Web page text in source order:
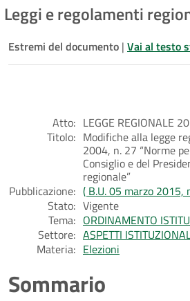
Leggi e regolamenti
Estremi del documento | Vai al testo
Atto: LEGGE REGIONALE
Titolo: Modifiche alla legge
2004, n. 27 “Norme
Consiglio e del
regionale”
Pubblicazione: ( B.U. 05 marzo 2015,
Stato: Vigente
Tema: ORDINAMENTO
Settore: ASPETTI
Materia: Elezioni
Sommario